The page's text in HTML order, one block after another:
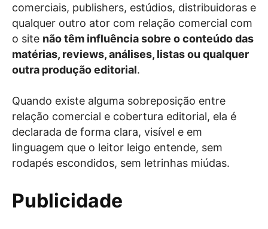
comerciais, publishers, estúdios, distribuidoras e
qualquer outro ator com relação comercial com
o site não têm influência sobre o conteúdo das
matérias, reviews, análises, listas ou qualquer
outra produção editorial.
Quando existe alguma sobreposição entre
relação comercial e cobertura editorial, ela é
declarada de forma clara, visível e em
linguagem que o leitor leigo entende, sem
rodapés escondidos, sem letrinhas miúdas.
Publicidade